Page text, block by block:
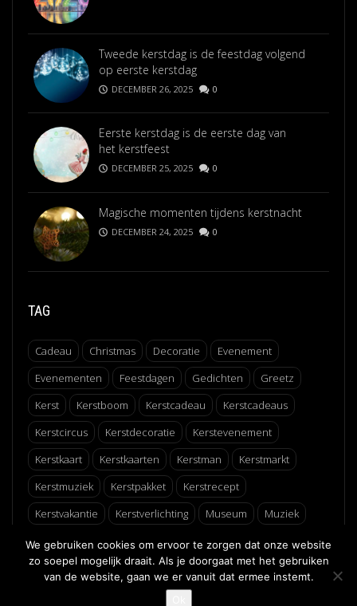
Tweede kerstdag is de feestdag volgend
op eerste kerstdag
DECEMBER 26, 2025 0
Eerste kerstdag is de eerste dag van
het kerstfeest
DECEMBER 25, 2025 0
Magische momenten tijdens kerstnacht
DECEMBER 24, 2025 0
TAG
Cadeau Christmas Decoratie
Evenement
Evenementen
Feestdagen Gedichten
Greetz
Kerst
Kerstboom Kerstcadeau
Kerstcadeaus
Kerstcircus
Kerstdecoratie
Kerstevenement
Kerstkaart
Kerstkaarten Kerstman
Kerstmarkt
Kerstmuziek
Kerstpakket
Kerstrecept
Kerstvakantie
Kerstverlichting Museum
Muziek
Recept
Schaatsen Winter Winterfair
We gebruiken cookies om ervoor te zorgen dat onze website
zo soepel mogelijk draait. Als je doorgaat met het gebruiken
van de website, gaan we er vanuit dat ermee instemt.